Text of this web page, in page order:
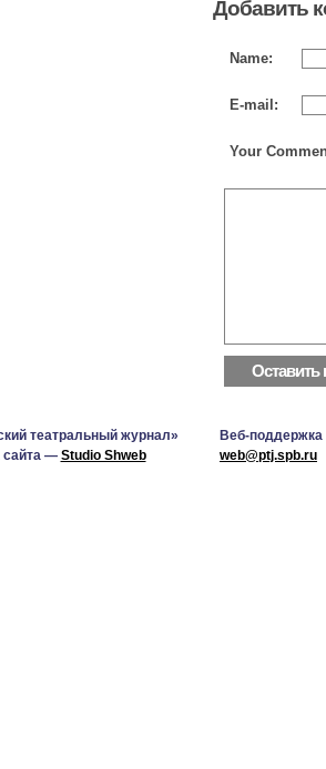
Добавить
Name:
E-mail:
Your
театральный журнал»
сайта — Studio Shweb
Веб-поддержка
web@ptj.spb.ru